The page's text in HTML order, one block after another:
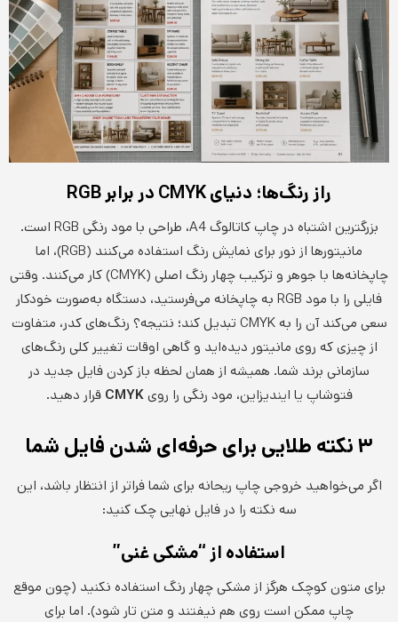
راز رنگ‌ها؛ دنیایCMYK در برابر RGB
بزرگترین اشتباه در چاپ کاتالوگ A4، طراحی با مود رنگی RGB است.
مانیتورها از نور برای نمایش رنگ استفاده می‌کنند (RGB)، اما
چاپخانه‌ها با جوهر و ترکیب چهار رنگ اصلی (CMYK) کار می‌کنند. وقتی
فایلی را با مود RGB به چاپخانه می‌فرستید، دستگاه به‌صورت خودکار
سعی می‌کند آن را به CMYK تبدیل کند؛ نتیجه؟ رنگ‌های کدر، متفاوت
از چیزی که روی مانیتور دیده‌اید و گاهی اوقات تغییر کلی رنگ‌های
سازمانی برند شما. همیشه از همان لحظه باز کردن فایل جدید در
فتوشاپ یا ایندیزاین، مود رنگی را رویCMYK قرار دهید.
۳ نکته طلایی برای حرفه‌ای شدن فایل شما
اگر می‌خواهید خروجی چاپ ریحانه برای شما فراتر از انتظار باشد، این
سه نکته را در فایل نهایی چک کنید:
استفاده از “مشکی غنی”
برای متون کوچک هرگز از مشکی چهار رنگ استفاده نکنید (چون موقع
چاپ ممکن است روی هم نیفتند و متن تار شود). اما برای